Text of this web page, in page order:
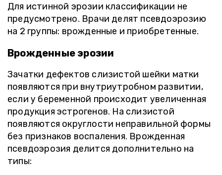
Для истинной эрозии классификации не
предусмотрено. Врачи делят псевдоэрозию
на 2 группы: врожденные и приобретенные.
Врожденные эрозии
Зачатки дефектов слизистой шейки матки
появляются при внутриутробном развитии,
если у беременной происходит увеличенная
продукция эстрогенов. На слизистой
появляются округлости неправильной формы
без признаков воспаления. Врожденная
псевдоэрозия делится дополнительно на
типы: